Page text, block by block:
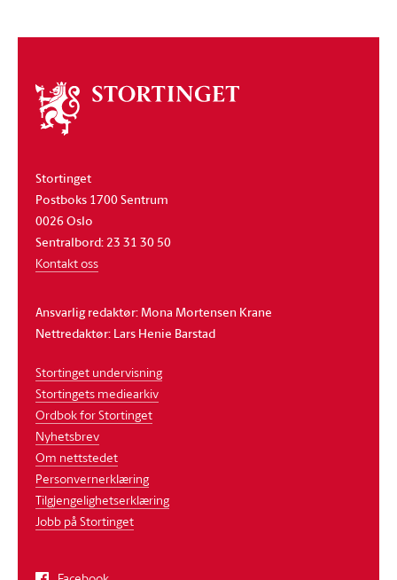
Om
stortinget
Stortinget
Postboks 1700 Sentrum
0026 Oslo
Sentralbord: 23 31 30 50
Kontakt oss
Ansvarlig redaktør: Mona Mortensen Krane
Nettredaktør: Lars Henie Barstad
Stortinget undervisning
Stortingets mediearkiv
Ordbok for Stortinget
Nyhetsbrev
Om nettstedet
Personvernerklæring
Tilgjengelighetserklæring
Jobb på Stortinget